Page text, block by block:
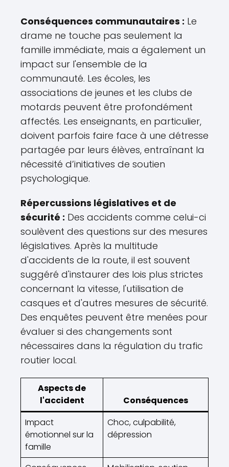
Conséquences communautaires : Le
drame ne touche pas seulement la
famille immédiate, mais a également un
impact sur l'ensemble de la
communauté. Les écoles, les
associations de jeunes et les clubs de
motards peuvent être profondément
affectés. Les enseignants, en particulier,
doivent parfois faire face à une détresse
partagée par leurs élèves, entraînant la
nécessité d’initiatives de soutien
psychologique.
Répercussions législatives et de
sécurité : Des accidents comme celui-ci
soulèvent des questions sur des mesures
législatives. Après la multitude
d'accidents de la route, il est souvent
suggéré d'instaurer des lois plus strictes
concernant la vitesse, l'utilisation de
casques et d'autres mesures de sécurité.
Des enquêtes peuvent être menées pour
évaluer si des changements sont
nécessaires dans la régulation du trafic
routier local.
Aspects de
l'accident
Conséquences
Impact
émotionnel sur la
famille
Choc, culpabilité,
dépression